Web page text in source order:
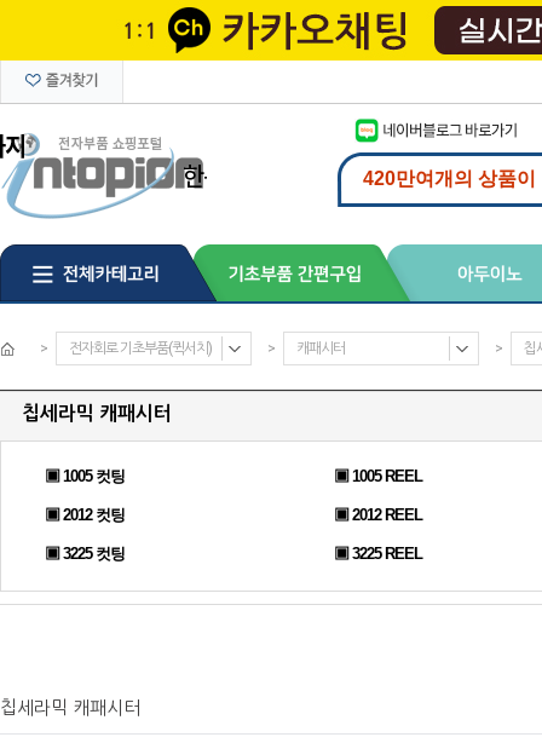
> 전자회로 기초부품(퀵서치) > 캐패시터 > 칩
칩세라믹 캐패시터
▣ 1005 컷팅 ▣ 1005 REEL
▣ 2012 컷팅 ▣ 2012 REEL
▣ 3225 컷팅 ▣ 3225 REEL
칩세라믹 캐패시터